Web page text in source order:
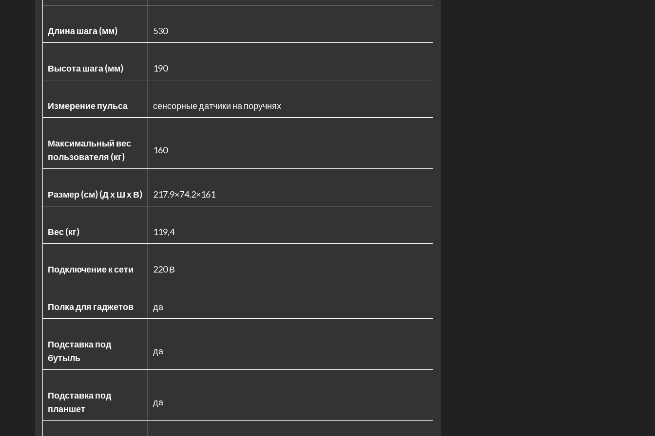
Длина шага (мм) 530
Высота шага (мм) 190
Измерение пульса сенсорные датчики на поручнях
Максимальный вес
пользователя (кг)
160
Размер (см) (Д х Ш х В) 217.9×74.2×161
Вес (кг) 119,4
Подключение к сети 220 В
Полка для гаджетов да
Подставка под
бутыль
да
Подставка под
планшет
да